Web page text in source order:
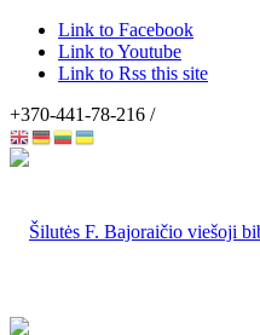
Link to Facebook
Link to Youtube
Link to Rss this site
+370-441-78-216 /